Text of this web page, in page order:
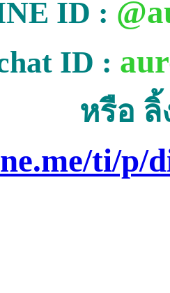
ID :
ID :
หรือ ลิ้
ti/p/